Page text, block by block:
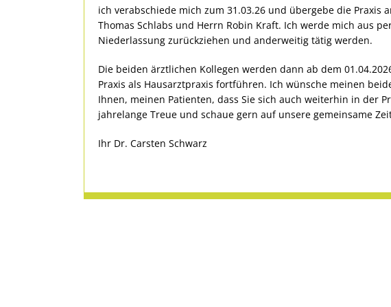
ich verabschiede mich zum 31.03.26 und übergebe die Praxis
Thomas Schlabs und Herrn Robin Kraft. Ich werde mich aus
Niederlassung zurückziehen und anderweitig tätig werden.
Die beiden ärztlichen Kollegen werden dann ab dem
Praxis als Hausarztpraxis fortführen. Ich wünsche meinen
Ihnen, meinen Patienten, dass Sie sich auch weiterhin in der
jahrelange Treue und schaue gern auf unsere gemeinsame
Ihr Dr. Carsten Schwarz